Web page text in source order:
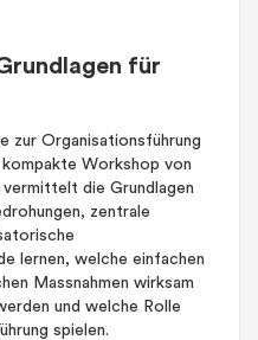
für
zur Organisationsführung
Workshop von
vermittelt die Grundlagen
zentrale
lernen, welche einfachen
Massnahmen wirksam
und welche Rolle
spielen.